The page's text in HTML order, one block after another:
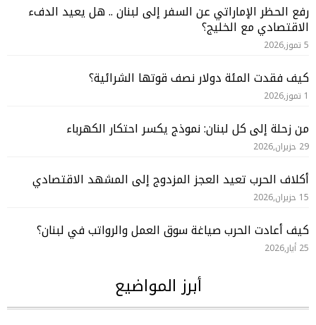
رفع الحظر الإماراتي عن السفر إلى لبنان .. هل يعيد الدفء
الاقتصادي مع الخليج؟
5 تموز,2026
كيف فقدت المئة دولار نصف قوتها الشرائية؟
1 تموز,2026
من زحلة إلى كل لبنان: نموذج يكسر احتكار الكهرباء
29 حزيران,2026
أكلاف الحرب تعيد العجز المزدوج إلى المشهد الاقتصادي
15 حزيران,2026
كيف أعادت الحرب صياغة سوق العمل والرواتب في لبنان؟
25 أيار,2026
أبرز المواضيع